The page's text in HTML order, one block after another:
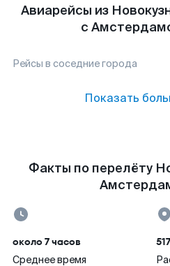
Авиарейсы из
с
Рейсы в соседние города
Показать
Факты по перелёту
около 7 часов
Среднее время